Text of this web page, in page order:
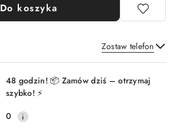
Do koszyka
Zostaw telefon
Wyślij
48 godzin! 📦 Zamów dziś – otrzymaj
szybko! ⚡
0